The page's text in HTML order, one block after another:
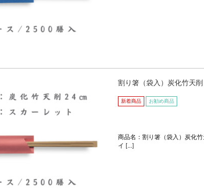
割り箸（袋入）炭化竹天
新着商品 お勧め商品
商品名：割り箸（袋入）炭化
イ […]